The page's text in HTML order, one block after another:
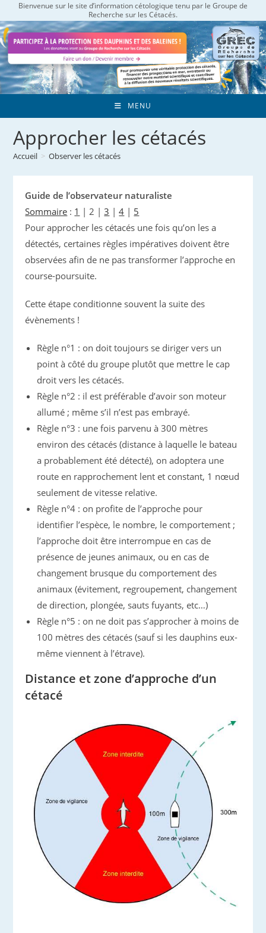
to
content
Bienvenue sur le site d’information cétologique tenu par le Groupe de
Recherche sur les Cétacés.
MENU
Approcher les cétacés
Accueil > Observer les cétacés
Guide de l’observateur naturaliste
Sommaire : 1 |2 |3 |4 | 5
Pour approcher les cétacés une fois qu’on les a
détectés, certaines règles impératives doivent être
observées afin de ne pas transformer l’approche en
course-poursuite.
Cette étape conditionne souvent la suite des
évènements !
Règle n°1 : on doit toujours se diriger vers un
point à côté du groupe plutôt que mettre le cap
droit vers les cétacés.
Règle n°2 : il est préférable d’avoir son moteur
allumé ; même s’il n’est pas embrayé.
Règle n°3 : une fois parvenu à 300 mètres
environ des cétacés (distance à laquelle le bateau
a probablement été détecté), on adoptera une
route en rapprochement lent et constant, 1 nœud
seulement de vitesse relative.
Règle n°4 : on profite de l’approche pour
identifier l’espèce, le nombre, le comportement ;
l’approche doit être interrompue en cas de
présence de jeunes animaux, ou en cas de
changement brusque du comportement des
animaux (évitement, regroupement, changement
de direction, plongée, sauts fuyants, etc…)
Règle n°5 : on ne doit pas s’approcher à moins de
100 mètres des cétacés (sauf si les dauphins eux-
même viennent à l’étrave).
Distance et zone d’approche d’un
cétacé